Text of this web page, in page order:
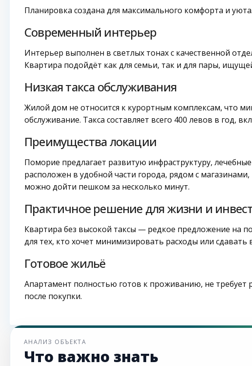
Планировка создана для максимального комфорта и уюта.
Современный интерьер
Интерьер выполнен в светлых тонах с качественной
Квартира подойдёт как для семьи, так и для пары,
Низкая такса обслуживания
Жилой дом не относится к курортным комплексам, что
обслуживание. Такса составляет всего 400 левов в год,
Преимущества локации
Поморие предлагает развитую инфраструктуру,
расположен в удобной части города, рядом с
можно дойти пешком за несколько минут.
Практичное решение для жизни и
Квартира без высокой таксы — редкое предложение на
для тех, кто хочет минимизировать расходы или сдавать
Готовое жильё
Апартамент полностью готов к проживанию, не требует
после покупки.
АНАЛИЗ ОБЪЕКТА
Что важно знать